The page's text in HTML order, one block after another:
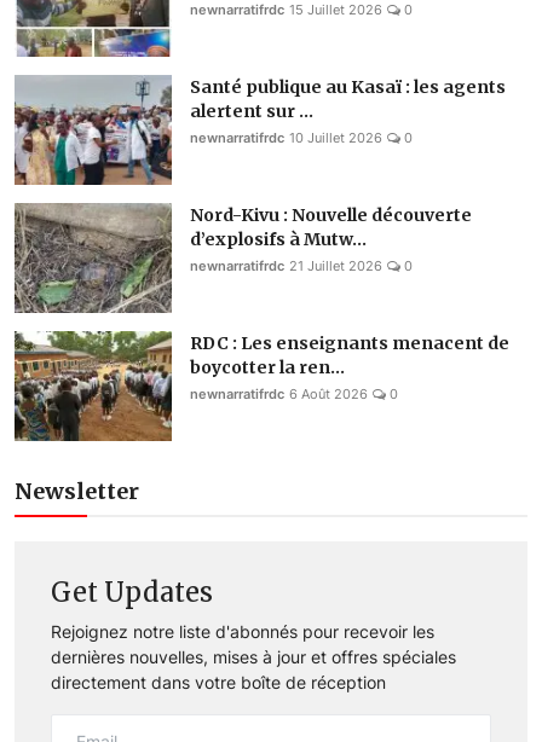
newnarratifrdc 15 Juillet 2026 0
Santé publique au Kasaï : les agents
alertent sur ...
newnarratifrdc 10 Juillet 2026 0
Nord-Kivu : Nouvelle découverte
d’explosifs à Mutw...
newnarratifrdc 21 Juillet 2026 0
RDC : Les enseignants menacent de
boycotter la ren...
newnarratifrdc 6 Août 2026 0
Newsletter
Get Updates
Rejoignez notre liste d'abonnés pour recevoir les
dernières nouvelles, mises à jour et offres spéciales
directement dans votre boîte de réception